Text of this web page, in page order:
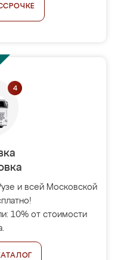
и всей Московской
10% от стоимости